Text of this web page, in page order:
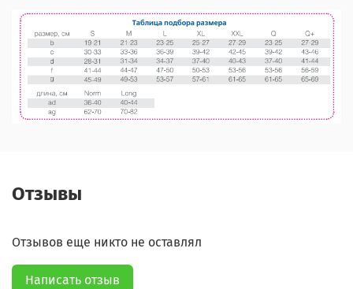
Отзывы
Отзывов еще никто не оставлял
Написать отзыв